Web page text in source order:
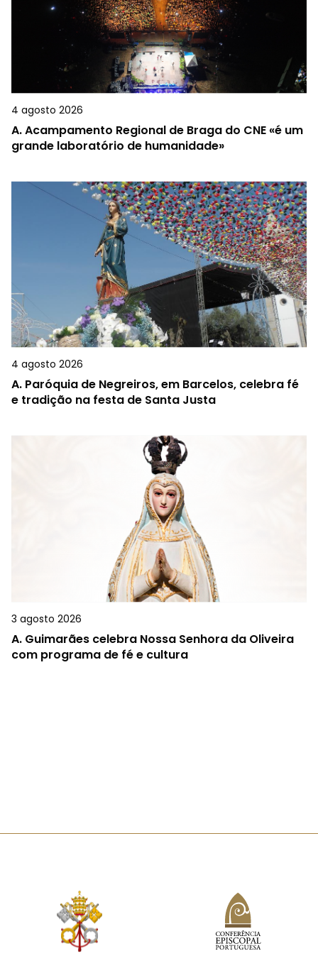
4 agosto 2026
A.Acampamento Regional de Braga do CNE «é um
grande laboratório de humanidade»
4 agosto 2026
A. Paróquia de Negreiros, em Barcelos, celebra fé
e tradição na festa de Santa Justa
3 agosto 2026
A. Guimarães celebra Nossa Senhora da Oliveira
com programa de fé e cultura